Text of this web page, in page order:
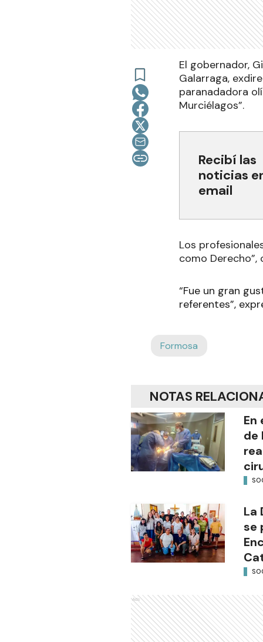
El gobernador,
Galarraga,
paranadadora
Murciélagos”.
Recibí las
noticias
email
Los
como
“Fue un gran
referentes”,
Formosa
NOTAS
En
de
La
se
Ads